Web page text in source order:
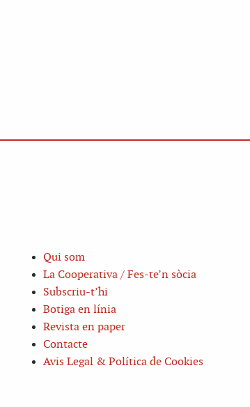
Qui som
La Cooperativa / Fes-te’n sòcia
Subscriu-t’hi
Botiga en línia
Revista en paper
Contacte
Avis Legal & Política de Cookies